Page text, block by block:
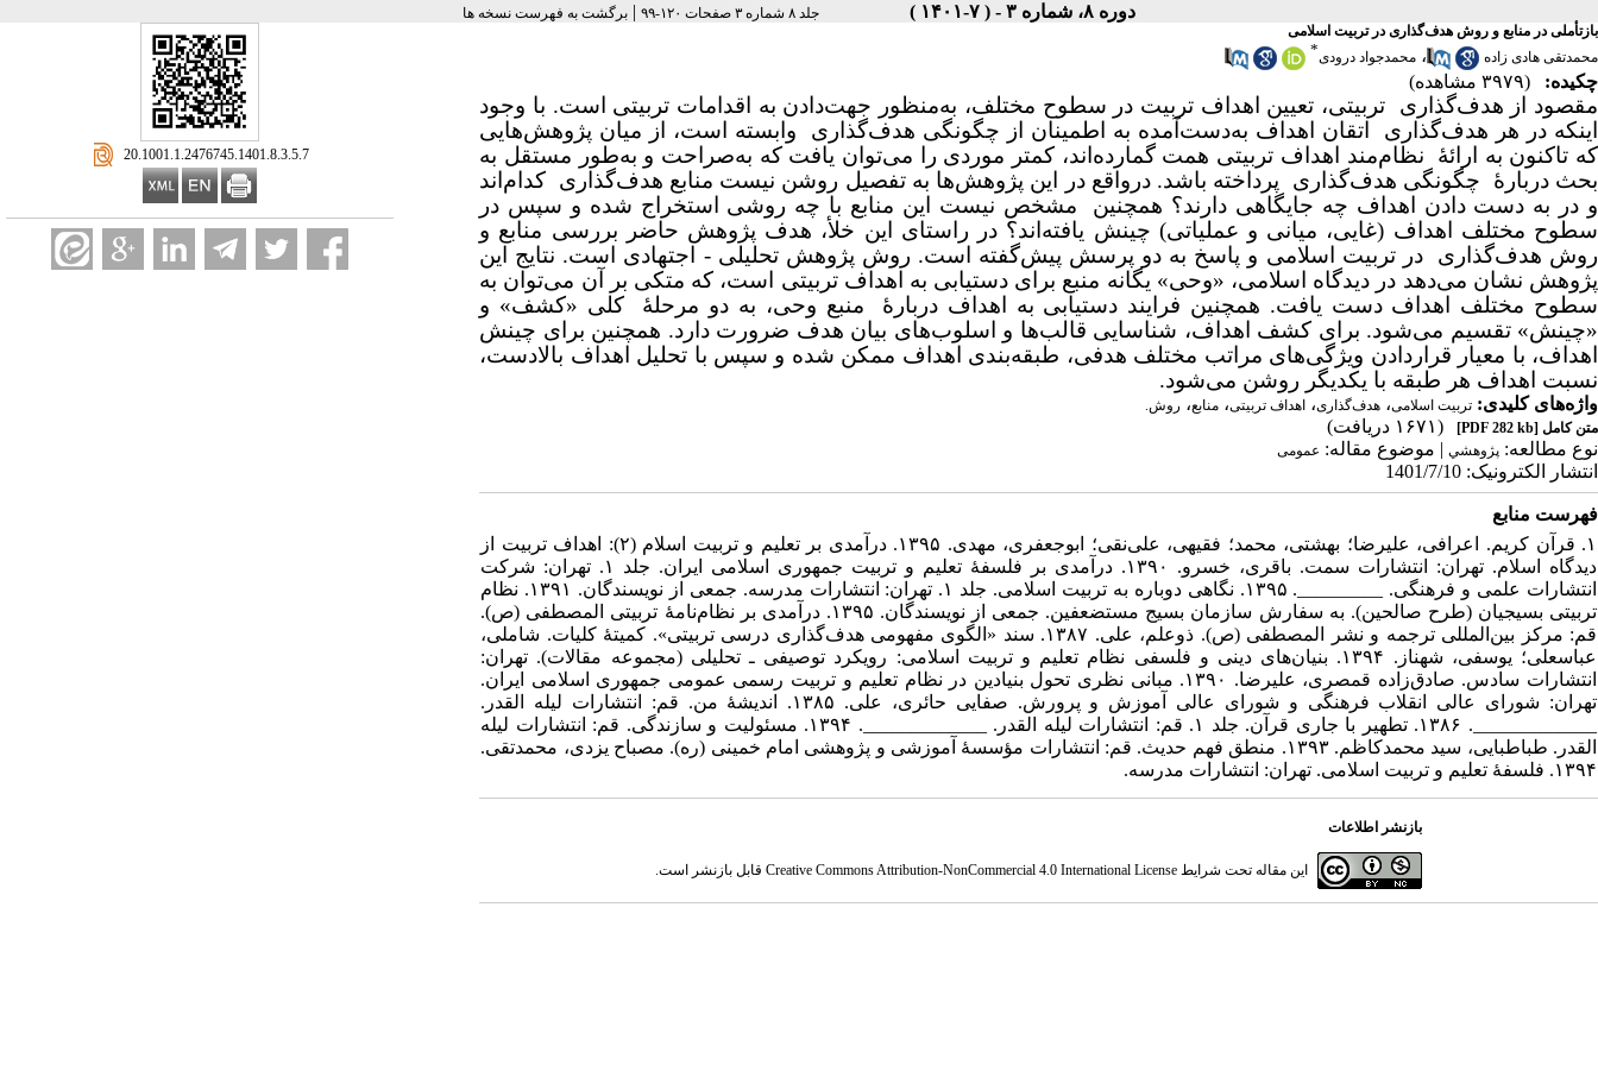
دوره ۸، شماره ۳ - ( ۷-۱۴۰۱ ) جلد ۸ شماره ۳ صفحات ۱۲۰-۹۹ | برگشت به فهرست نسخه ها
‎ 20.1001.1.2476745.1401.8.3.5.7
بازتأملی در منابع و روش هدف‌گذاری در تربیت اسلامی
محمدتقی هادی زاده
، محمدجواد درودی*
چکیده: (۳۹۷۹ مشاهده)
مقصود از هدف‌گذاری تربیتی، تعیین اهداف تربیت در سطوح مختلف، به‌منظور جهت‌دادن به اقدامات تربیتی است. با وجود
اینکه در هر هدف‌گذاری اتقان اهداف به‌دست‌آمده به اطمینان از چگونگی هدف‌گذاری وابسته است، از میان پژوهش‌هایی
که تاکنون به ارائۀ نظام‌مند اهداف تربیتی همت گمارده‌اند، کمتر موردی را می‌توان یافت که به‌صراحت و به‌طور مستقل به
بحث دربارۀ چگونگی هدف‌گذاری پرداخته باشد. درواقع در این پژوهش‌ها به تفصیل روشن نیست منابع هدف‌گذاری کدام‌اند
و در به دست دادن اهداف چه جایگاهی دارند؟ همچنین مشخص نیست این منابع با چه روشی استخراج شده و سپس در
سطوح مختلف اهداف (غایی، میانی و عملیاتی) چینش یافته‌اند؟ در راستای این خلأ، هدف پژوهش حاضر بررسی منابع و
روش هدف‌گذاری در تربیت اسلامی و پاسخ به دو پرسش پیش‌گفته است. روش پژوهش تحلیلی - اجتهادی است. نتایج این
پژوهش نشان می‌دهد در دیدگاه اسلامی، «وحی» یگانه منبع برای دستیابی به اهداف تربیتی است، که متکی بر آن می‌توان به
سطوح مختلف اهداف دست یافت. همچنین فرایند دستیابی به اهداف دربارۀ منبع وحی، به دو مرحلۀ کلی «کشف» و
«چینش» تقسیم می‌شود. برای کشف اهداف، شناسایی قالب‌ها و اسلوب‌های بیان هدف ضرورت دارد. همچنین برای چینش
اهداف، با معیار قراردادن ویژگی‌های مراتب مختلف هدفی، طبقه‌بندی اهداف ممکن شده و سپس با تحلیل اهداف بالادست،
نسبت اهداف هر طبقه با یکدیگر روشن می‌‌شود.
واژه‌های کلیدی: تربیت اسلامی، هدف‌گذاری، اهداف تربیتی، منابع، روش. ​​​​​​​
متن کامل [PDF 282 kb]
(۱۶۷۱ دریافت)
نوع مطالعه: پژوهشي | موضوع مقاله: عمومى
انتشار الکترونیک: 1401/7/10
فهرست منابع
۱. قرآن کریم. اعرافی، علیرضا؛ بهشتی، محمد؛ فقیهی، علی‌نقی؛ ابوجعفری، مهدی. ۱۳۹۵. درآمدی بر تعلیم و تربیت اسلام (۲): اهداف تربیت از
دیدگاه اسلام. تهران: انتشارات سمت. باقری، خسرو. ۱۳۹۰. درآمدی بر فلسفۀ تعلیم و تربیت جمهوری اسلامی ایران. جلد ۱. تهران: شرکت
انتشارات علمی و فرهنگی. _________. ۱۳۹۵. نگاهی دوباره به تربیت اسلامی. جلد ۱. تهران: انتشارات مدرسه. جمعی از نویسندگان. ۱۳۹۱. نظام
تربیتی بسیجیان (طرح صالحین). به سفارش سازمان بسیج مستضعفین. جمعی از نویسندگان. ۱۳۹۵. درآمدی بر نظام‌نامۀ تربیتی المصطفی (ص).
قم: مرکز بین‌المللی ترجمه و نشر المصطفی (ص). ذوعلم، علی. ۱۳۸۷. سند «الگوی مفهومی هدف‌گذاری درسی تربیتی». کمیتۀ کلیات. شاملی،
عباسعلی؛ یوسفی، شهناز. ۱۳۹۴. بنیان‌های دینی و فلسفی نظام تعلیم و تربیت اسلامی: رویکرد توصیفی ـ تحلیلی (مجموعه مقالات). تهران:
انتشارات سادس. صادق‌زاده قمصری، علیرضا. ۱۳۹۰. مبانی نظری تحول بنیادین در نظام تعلیم و تربیت رسمی عمومی جمهوری اسلامی ایران.
تهران: شورای عالی انقلاب فرهنگی و شورای عالی آموزش و پرورش. صفایی حائری، علی. ۱۳۸۵. اندیشۀ من. قم: انتشارات لیله القدر.
_____________. ۱۳۸۶. تطهیر با جاری قرآن. جلد ۱. قم: انتشارات لیله القدر. _____________. ۱۳۹۴. مسئولیت و سازندگی. قم: انتشارات لیله
القدر. طباطبایی، سید محمدکاظم. ۱۳۹۳. منطق فهم حدیث. قم: انتشارات مؤسسۀ آموزشی و پژوهشی امام خمینی (ره). مصباح یزدی، محمدتقی.
۱۳۹۴. فلسفۀ تعلیم و تربیت اسلامی. تهران: انتشارات مدرسه.
بازنشر اطلاعات
این مقاله تحت شرایط Creative Commons Attribution-NonCommercial 4.0 International Licenseقابل بازنشر است.